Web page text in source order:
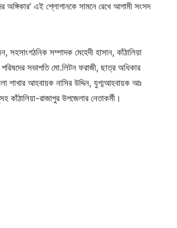
এই শ্লোগানকে সামনে রেখে আগামী সংসদ
সম্পাদক মেহেদী হাসান, কাঁঠালিয়া
সভাপতি মো.লিটন ফরাজী, ছাত্র অধিকার
শাখার আহবায়ক নাসির উদ্দিন, যুগ্মআহবায়ক আঃ
রাজাপুর উপজেলার নেতাকর্মী।